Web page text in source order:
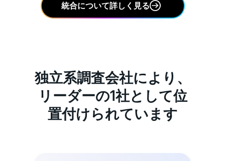
統合について詳しく見る
独立系調査会社により、
リーダーの1社として位
置付けられています